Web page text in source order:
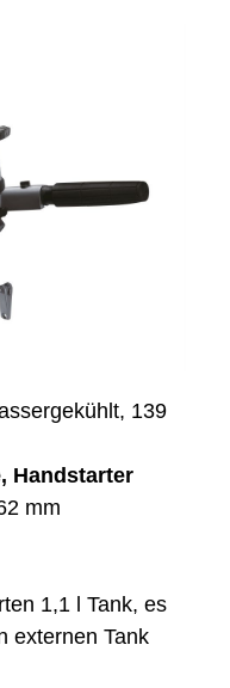
139
Handstarter
mm
1,1 l Tank, es
externen Tank